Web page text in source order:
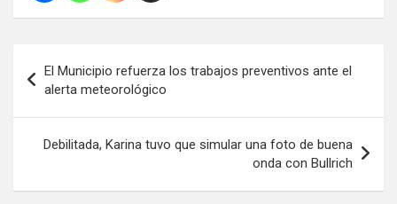
de
entradas
El Municipio refuerza los trabajos preventivos ante el
alerta meteorológico
Debilitada, Karina tuvo que simular una foto de buena
onda con Bullrich